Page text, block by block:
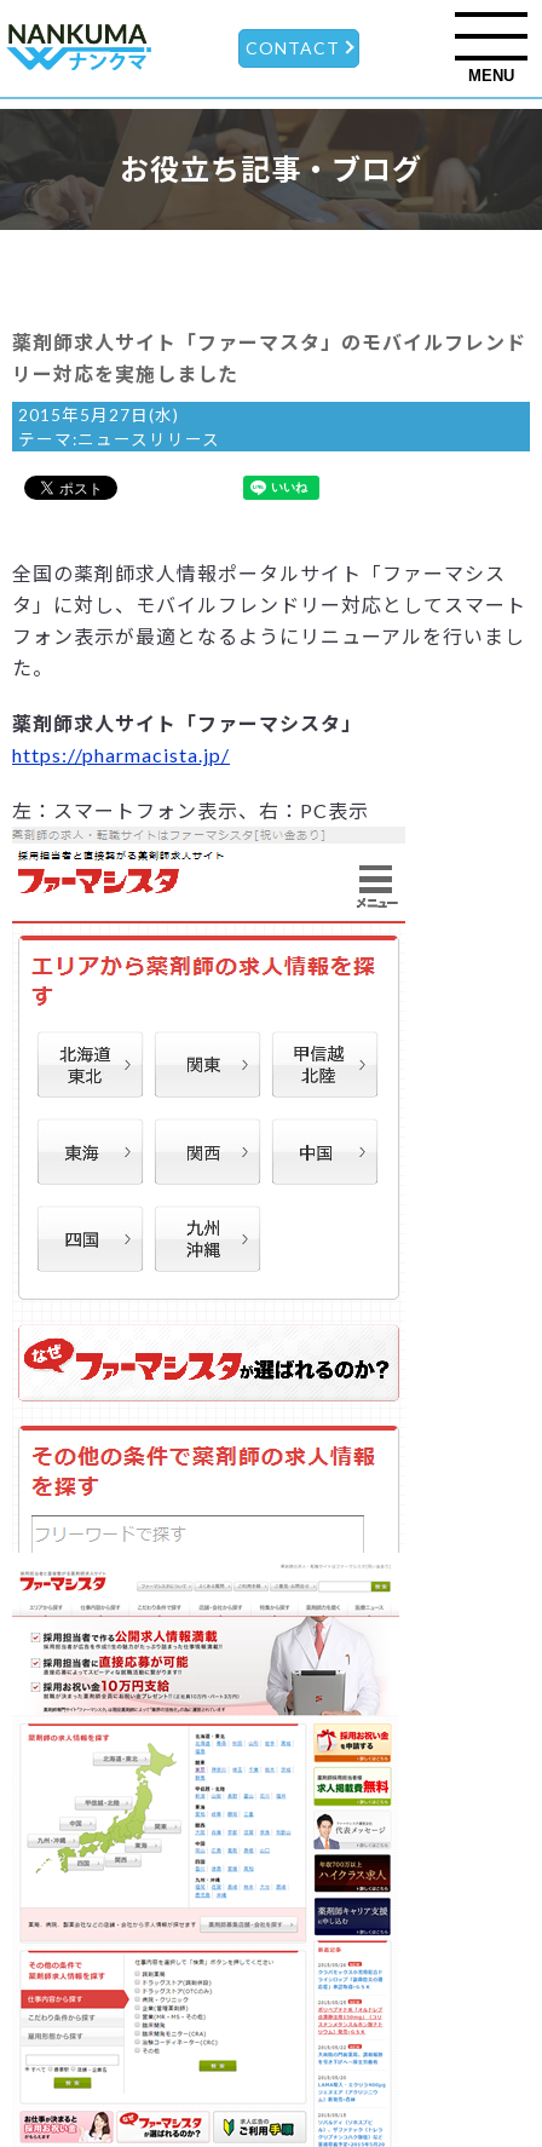
CONTACT
MENU
お役立ち記事・ブログ
薬剤師求人サイト「ファーマスタ」のモバイルフレンド
リー対応を実施しました
2015年5月27日(水)
テーマ:ニュースリリース
全国の薬剤師求人情報ポータルサイト「ファーマシス
タ」に対し、モバイルフレンドリー対応としてスマート
フォン表示が最適となるようにリニューアルを行いまし
た。
薬剤師求人サイト「ファーマシスタ」
https://pharmacista.jp/
左：スマートフォン表示、右：PC表示